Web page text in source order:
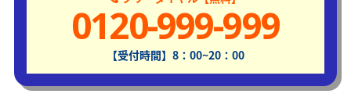
0120-999-999
【受付時間】8：00~20：00